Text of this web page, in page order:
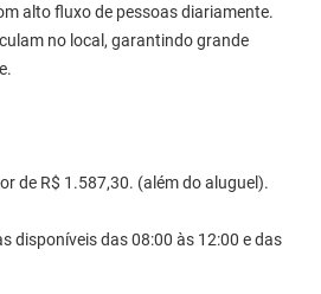
alto fluxo de pessoas diariamente.
no local, garantindo grande
de R$ 1.587,30. (além do aluguel).
disponíveis das 08:00 às 12:00 e das